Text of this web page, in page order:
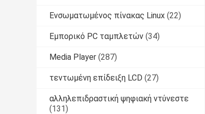
Ενσωματωμένος πίνακας Linux (22)
Εμπορικό PC ταμπλετών (34)
Media Player (287)
τεντωμένη επίδειξη LCD (27)
αλληλεπιδραστική ψηφιακή ντύνεστε
(131)